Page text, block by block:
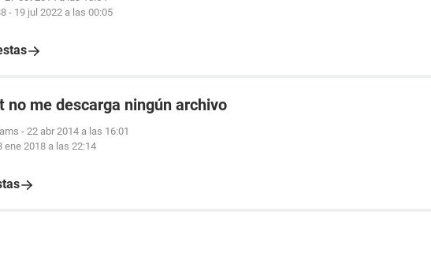
- 19 jul 2022 a las 00:05
no me descarga ningún archivo
- 22 abr 2014 a las 16:01
ene 2018 a las 22:14